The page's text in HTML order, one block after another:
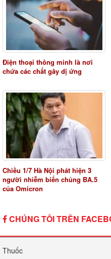
Điện thoại thông minh là nơi
chứa các chất gây dị ứng
Chiều 1/7 Hà Nội phát hiện 3
người nhiễm biến chủng BA.5
của Omicron
CHÚNG TÔI TRÊN
Thuốc